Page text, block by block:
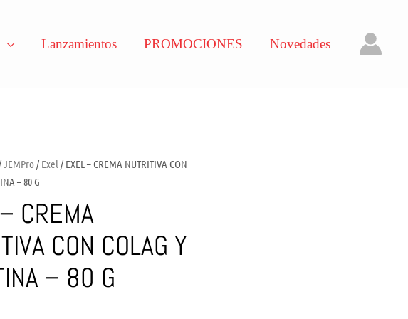
Lanzamientos PROMOCIONES Novedades
JEMPro /Exel / EXEL – CREMA NUTRITIVA CON
– 80 G
CREMA
CON COLAG Y
– 80 G